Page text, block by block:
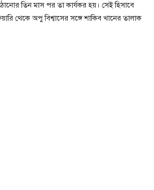
তিন মাস পর তা কার্যকর হয়। সেই হিসাবে
থেকে অপু বিশ্বাসের সঙ্গে শাকিব খানের তালাক